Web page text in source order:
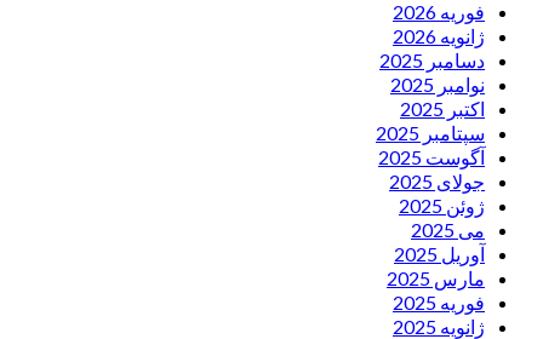
فوریه 2026
ژانویه 2026
دسامبر 2025
نوامبر 2025
اکتبر 2025
سپتامبر 2025
آگوست 2025
جولای 2025
ژوئن 2025
می 2025
آوریل 2025
مارس 2025
فوریه 2025
ژانویه 2025